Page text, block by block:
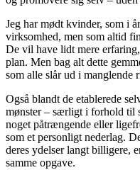
Jeg har mødt kvinder, som i
virksomhed, men som altid
De vil have lidt mere
plan. Men bag alt dette
som alle slår ud i manglende
Også blandt de etablerede
mønster – særligt i forhold til
noget påtrængende eller
som et personligt nederlag.
deres ydelser langt billigere,
samme opgave.